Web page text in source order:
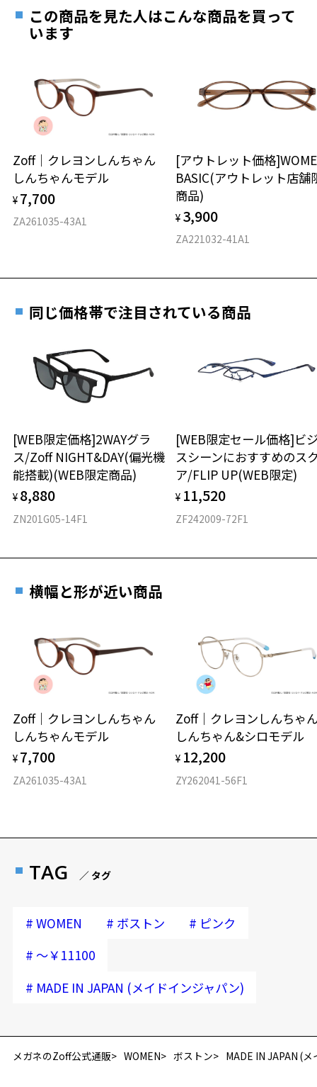
お気に入りに追加済です。
お気に入りリストは
再入荷お知らせメールのお申し込み
お持ちのZoffメガネサイズを確認するには？
仕上がり寸法
D 仕上がりの横幅：約140mm
6.6g
※着脱式サングラス：デモレンズ、アタッチメント込みの重さ
タイプ
材質
フロント素材：チタン
安心1 フレーム１年間品質保証
きます。
※保証期間内に交換が行われた場合、保証期間は初期の期間から
延長されません。
安心2 視力測定無料
視力の変化を早めに発見するために、定期的な視
力測定をおすすめいたします。
安心3 かかり具合調整無料
す。
ご希望のお客さまは、「レンズ交換券」をお選びのうえ、
最寄りのZoff実店舗にてレンズをお買い求めください。
※サングラスやパッケージ品では「レンズ交換券」はお選び
談ください。
＜メガネの度数情報がわからない方へ＞
オンラインストアでフレームのみ購入して、
実店舗で度付きにできます
ご購入時に「レンズ交換券」をお選びいただくと、実店舗で
度数を測定のうえ、度付きレンズ（標準セットレンズ）へ無
お近くのZoff実店舗にて度数を測定いただけます（無料）。
その際は記入用紙をダウンロードしてお使いください。
この商品を見た人はこんな商品を買って
います
Zoff｜クレヨンしんちゃん
しんちゃんモデル
¥ 7,700
ZA261035-43A1
[アウトレット価格
BASIC(アウトレット店舗
商品)
¥ 3,900
ZA221032-41A1
同じ価格帯で注目されている商品
[WEB限定価格]2WAYグラ
ス/Zoff NIGHT&DAY(偏光機
能搭載)(WEB限定商品)
¥ 8,880
ZN201G05-14F1
[WEB限定セール価格]ビ
スシーンにおすすめのス
ア/FLIP UP(WEB限定)
¥ 11,520
ZF242009-72F1
横幅と形が近い商品
Zoff｜クレヨンしんちゃん
しんちゃんモデル
¥ 7,700
ZA261035-43A1
Zoff｜クレヨンしんち
しんちゃん&シロモデル
¥ 12,200
ZY262041-56F1
TAG ／ タグ
# WOMEN # ボストン # ピンク
# ～￥11100
# MADE IN JAPAN (メイドインジャパン)
メガネのZoff公式通販 WOMEN ボストン MADE IN JAPAN (